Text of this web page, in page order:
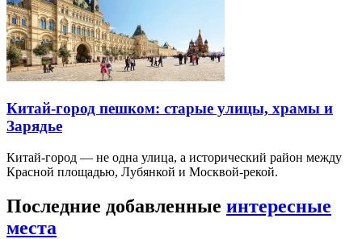
Китай-город пешком: старые улицы, храмы и
Зарядье
Китай-город — не одна улица, а исторический район между
Красной площадью, Лубянкой и Москвой-рекой.
Последние добавленные интересные
места